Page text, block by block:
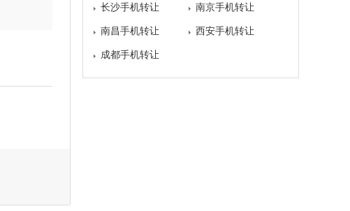
长沙手机转让 南京手机转让
南昌手机转让 西安手机转让
成都手机转让